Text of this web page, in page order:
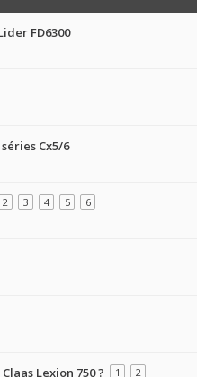
FD6300
Cx5/6
2 3 4 5
6
Lexion 750 ? 1
2